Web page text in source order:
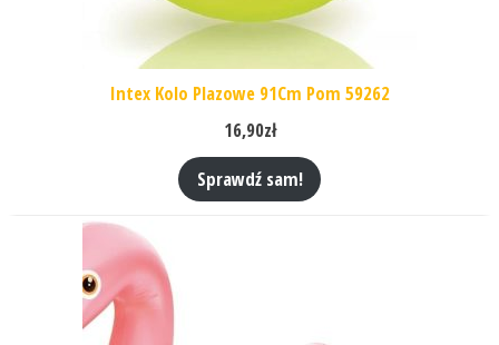
Intex Kolo Plazowe 91Cm Pom 59262
16,90zł
Sprawdź sam!